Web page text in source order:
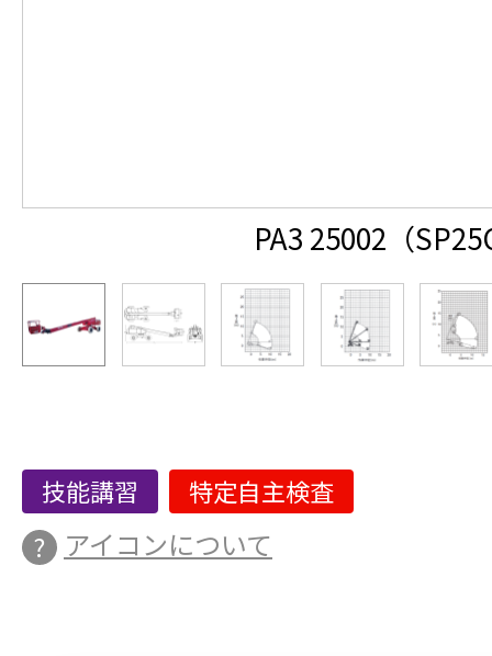
PA3 25002（
技能講習 特定自主検査
アイコンについて